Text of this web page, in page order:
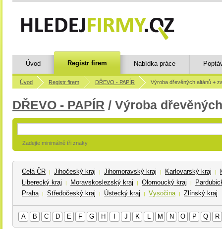
Úvod Registr firem Nabídka práce
Úvod Registr firem DŘEVO - PAPÍR Výroba dřevěných altánů +
DŘEVO - PAPÍR / Výroba
Zadejte minimálně tři znaky
Celá ČR | Jihočeský kraj | Jihomoravský kraj | Karlovarský kraj |
Liberecký kraj
| Moravskoslezský kraj | Olomoucký kraj |
Praha
| Středočeský kraj | Ústecký kraj | Vysočina | Zlínský kraj
A B C D E F G H J K L M N O P Q R